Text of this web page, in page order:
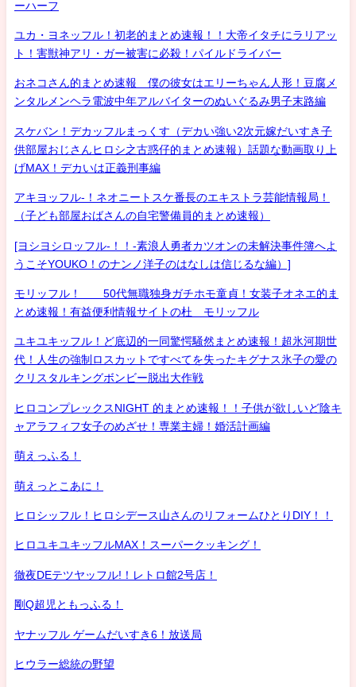
ーハーフ
ユカ・ヨネッフル！初老的まとめ速報！！大帝イタチにラリアッ
ト！害獣神アリ・ガー被害に必殺！パイルドライバー
おネコさん的まとめ速報 僕の彼女はエリーちゃん人形！豆腐メ
ンタルメンヘラ電波中年アルバイターのぬいぐるみ男子末路編
スケバン！デカッフルまっくす（デカい強い2次元嫁だいすき子
供部屋おじさんヒロシ之古惑仔的まとめ速報）話題な動画取り上
げMAX！デカいは正義刑事編
アキヨッフル-！ネオニートスケ番長のエキストラ芸能情報局！
（子ども部屋おばさんの自宅警備員的まとめ速報）
[ヨシヨシロッフル-！！-素浪人勇者カツオンの未解決事件簿へよ
うこそYOUKO！のナンノ洋子のはなしは信じるな編）]
モリッフル！ 50代無職独身ガチホモ童貞！女装子オネエ的ま
とめ速報！有益便利情報サイトの杜 モリッフル
ユキユキッフル！ど底辺的一同驚愕騒然まとめ速報！超氷河期世
代！人生の強制ロスカットですべてを失ったキグナス氷子の愛の
クリスタルキングボンビー脱出大作戦
ヒロコンプレックスNIGHT 的まとめ速報！！子供が欲しいど陰キ
ャアラフィフ女子のめざせ！専業主婦！婚活計画編
萌えっふる！
萌えっとこあに！
ヒロシッフル！ヒロシデース山さんのリフォームひとりDIY！！
ヒロユキユキッフルMAX！スーパークッキング！
徹夜DEテツヤッフル!！レトロ館2号店！
剛Q超児ともっふる！
ヤナッフル ゲームだいすき6！放送局
ヒウラー総統の野望